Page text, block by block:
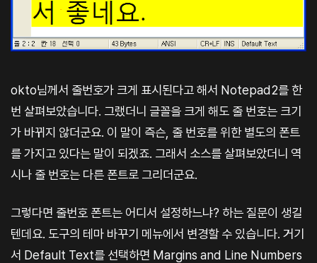
okto님께서 줄번호가 크게 표시된다고 해서 Notepad2를 한
번 살펴보았습니다. 그랬더니 글꼴을 크게 해도 줄 번호는 크기
가 바뀌지 않더군요. 이 말이 즉슨, 줄 번호를 위한 별도의 폰트
를 가지고 있다는 말이 되겠죠. 그래서 소스를 살펴보았더니 역
시나 줄 번호는 다른 폰트로 그리더군요.
그렇다면 줄번호 폰트는 어디서 설정하느냐? 하는 질문이 생길
텐데요. 도구의 테마 바꾸기 메뉴에서 변경할 수 있습니다. 거기
서 Default Text를 선택하면 Margins and Line Numbers